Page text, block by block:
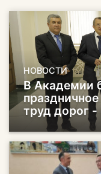
НОВОСТИ
В Академии
труд дорог -